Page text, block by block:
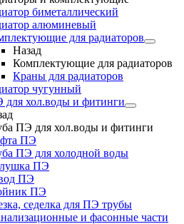
биметаллический
алюминевый
для радиаторов
Назад
Комплектующие для радиаторов
Краны для радиаторов
чугунный
для хол.воды и фитинги
ПЭ для хол.воды и фитинги
ПЭ
ПЭ для холодной воды
ПЭ
ПЭ
ПЭ
седелка для ПЭ трубы
и фасонные части